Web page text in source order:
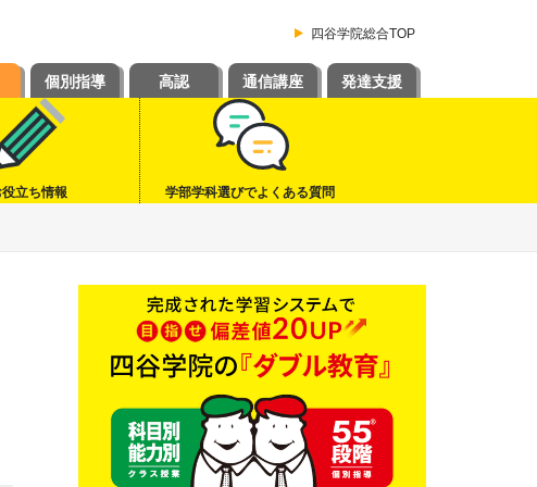
四谷学院総合TOP
個別指導 高認 通信講座 発達支援
役立ち情報 学部学科選びでよくある質問